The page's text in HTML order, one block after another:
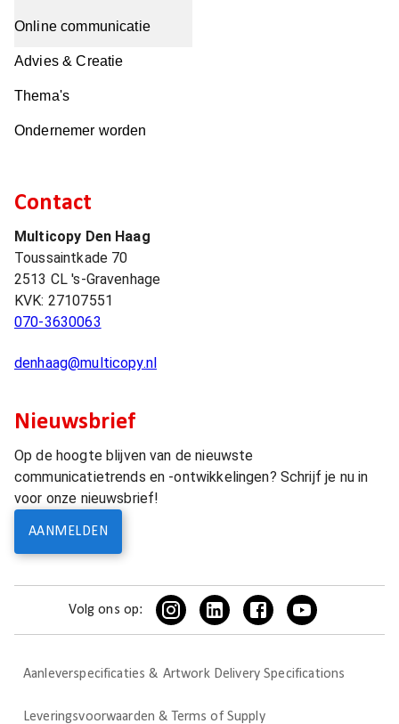
Online communicatie
Advies & Creatie
Thema's
Ondernemer worden
Contact
Multicopy Den Haag
Toussaintkade 70
2513 CL 's-Gravenhage
KVK: 27107551
070-3630063
denhaag@multicopy.nl
Nieuwsbrief
Op de hoogte blijven van de nieuwste
communicatietrends en -ontwikkelingen? Schrijf je nu in
voor onze nieuwsbrief!
AANMELDEN
Volg ons op:
Aanleverspecificaties & Artwork Delivery Specifications
Leveringsvoorwaarden & Terms of Supply